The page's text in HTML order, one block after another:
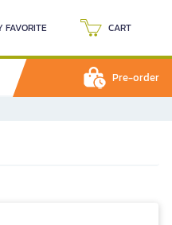
FAVORITE CART
Pre-order